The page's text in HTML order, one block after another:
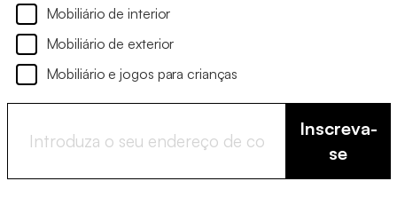
Mobiliário de interior
Mobiliário de exterior
Mobiliário e jogos para crianças
Inscreva-
se